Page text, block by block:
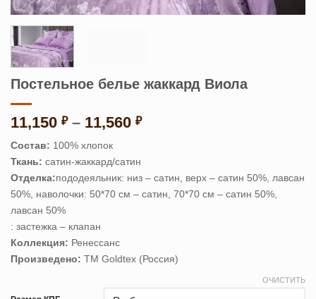
Постельное белье жаккард Виола
11,150 ₽ – 11,560 ₽Диапазон
11,560 ₽
Состав: 100% хлопок
Ткань: сатин-жаккард/сатин
Отделка:пододеяльник: низ – сатин, верх – сатин 50%, лавсан
50%, наволочки: 50*70 см – сатин, 70*70 см – сатин 50%,
лавсан 50%
: застежка – клапан
Коллекция: Ренессанс
Произведено: ТМ Goldtex (Россия)
ОЧИСТИТЬ